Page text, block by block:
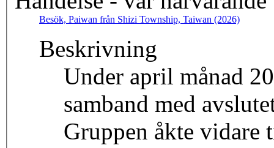
Besök, Paiwan från Shizi Township, Taiwan (2026)
Beskrivning
Under april månad
samband med
Gruppen åkte vidare